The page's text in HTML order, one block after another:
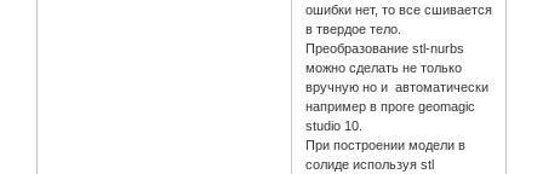
ошибки нет, то все сшивается
в твердое тело.
Преобразование stl-nurbs
можно сделать не только
вручную но и автоматически
например в проге geomagic
studio 10.
При построении модели в
солиде используя stl